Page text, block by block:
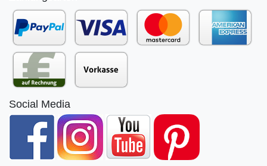
Social Media